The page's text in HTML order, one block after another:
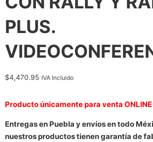
PLUS.
$4,470.95 IVA Incluido
Producto únicamente para venta ONLINE
Entregas en Puebla y envíos en todo
nuestros productos tienen garantía de